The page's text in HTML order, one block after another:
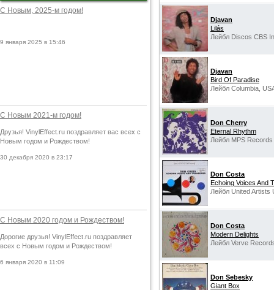
С Новым, 2025-м годом!
9 января 2025 в 15:46
С Новым 2021-м годом!
Друзья! VinylEffect.ru поздравляет вас всех с
Новым годом и Рождеством!
30 декабря 2020 в 23:17
С Новым 2020 годом и Рождеством!
Дорогие друзья! VinylEffect.ru поздравляет
всех с Новым годом и Рождеством!
6 января 2020 в 11:09
Djavan
Lilás
Лейбл Discos CBS
Djavan
Bird Of Paradise
Лейбл Columbia,
Don Cherry
Eternal Rhythm
Лейбл MPS
Don Costa
Echoing Voices And
Лейбл United Artists
Don Costa
Modern Delights
Лейбл Verve
Don Sebesky
Giant Box